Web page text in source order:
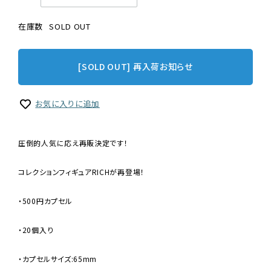
在庫数 SOLD OUT
[SOLD OUT] 再入荷お知らせ
お気に入りに追加
圧倒的人気に応え再販決定です！
コレクションフィギュアRICHが再登場！
・500円カプセル
・20個入り
・カプセルサイズ:65mm